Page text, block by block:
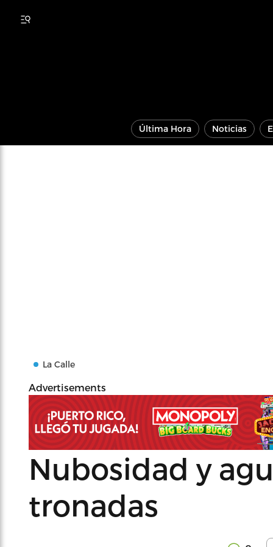
Última Hora Noticias
La Calle
Advertisements
Nubosidad y
tronadas